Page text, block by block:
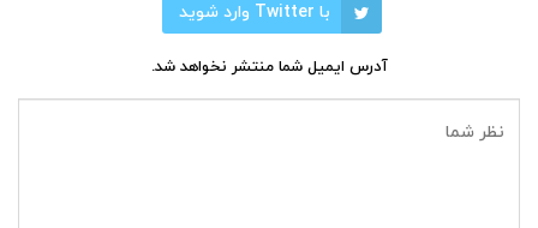
با Twitter وارد شوید
آدرس ایمیل شما منتشر نخواهد شد.